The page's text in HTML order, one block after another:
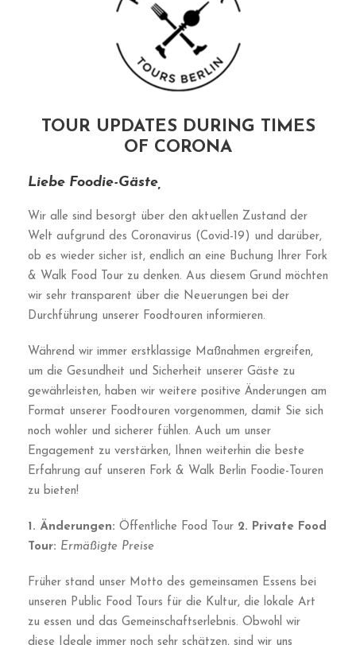
TOUR UPDATES DURING TIMES
OF CORONA
Liebe Foodie-Gäste,
Wir alle sind besorgt über den aktuellen Zustand der
Welt aufgrund des Coronavirus (Covid-19) und darüber,
ob es wieder sicher ist, endlich an eine Buchung Ihrer Fork
& Walk Food Tour zu denken. Aus diesem Grund möchten
wir sehr transparent über die Neuerungen bei der
Durchführung unserer Foodtouren informieren.
Während wir immer erstklassige Maßnahmen ergreifen,
um die Gesundheit und Sicherheit unserer Gäste zu
gewährleisten, haben wir weitere positive Änderungen am
Format unserer Foodtouren vorgenommen, damit Sie sich
noch wohler und sicherer fühlen. Auch um unser
Engagement zu verstärken, Ihnen weiterhin die beste
Erfahrung auf unseren Fork & Walk Berlin Foodie-Touren
zu bieten!
1. Änderungen: Öffentliche Food Tour 2. Private Food
Tour: Ermäßigte Preise
Früher stand unser Motto des gemeinsamen Essens bei
unseren Public Food Tours für die Kultur, die lokale Art
zu essen und das Gemeinschaftserlebnis. Obwohl wir
diese Ideale immer noch sehr schätzen, sind wir uns